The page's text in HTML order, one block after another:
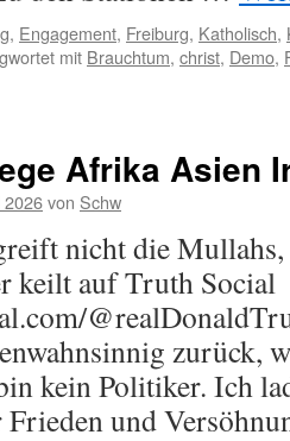
, Engagement, Freiburg, Katholisch,
mit Brauchtum, christ, Demo,
Afrika Asien
2026von Schw
nicht die
keilt auf Truth Social
zurück,
kein Politiker. Ich
Frieden und